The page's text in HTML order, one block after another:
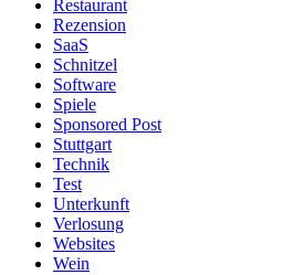
Restaurant
Rezension
SaaS
Schnitzel
Software
Spiele
Sponsored Post
Stuttgart
Technik
Test
Unterkunft
Verlosung
Websites
Wein